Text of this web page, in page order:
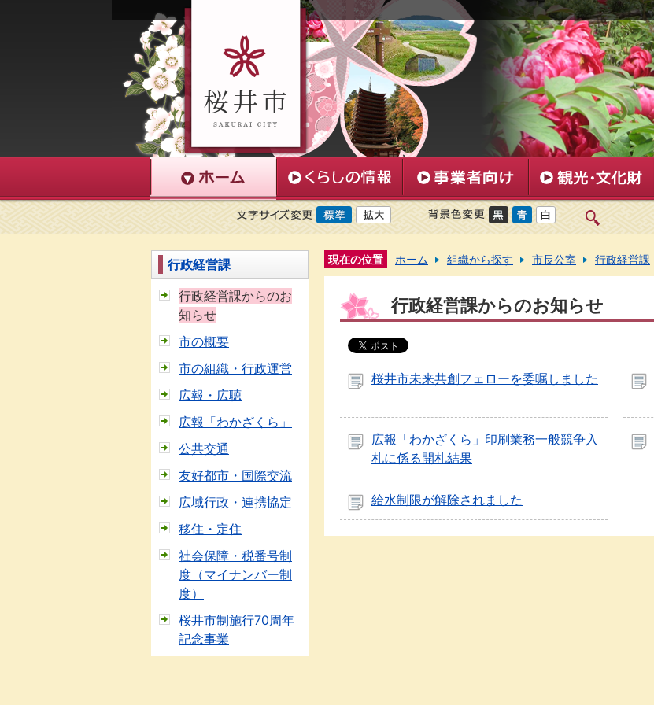
行政経営課
行政経営課からのお
知らせ
市の概要
市の組織・行政運営
広報・広聴
広報「わかざくら」
公共交通
友好都市・国際交流
広域行政・連携協定
移住・定住
社会保障・税番号制
度（マイナンバー制
度）
桜井市制施行70周年
記念事業
現在の位置 ホーム 組織から探す 市長公室 行政経営課
行政経営課からのお知らせ
桜井市未来共創フェローを委嘱しました
広報「わかざくら」印刷業務一般競争入
札に係る開札結果
給水制限が解除されました